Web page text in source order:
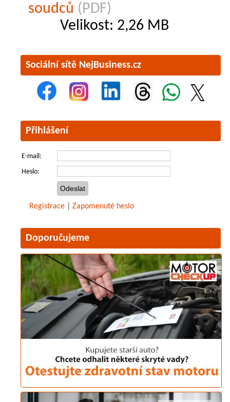
soudců (PDF)
Velikost: 2,26 MB
Sociální sítě NejBusiness.cz
Přihlášení
E-mail:
Heslo:
Registrace Zapomenuté heslo
Doporučujeme